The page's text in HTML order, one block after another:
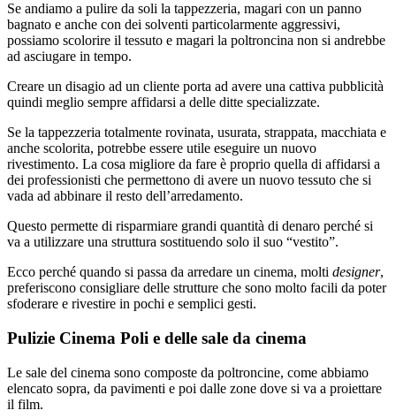
Se andiamo a pulire da soli la tappezzeria, magari con un panno
bagnato e anche con dei solventi particolarmente aggressivi,
possiamo scolorire il tessuto e magari la poltroncina non si andrebbe
ad asciugare in tempo.
Creare un disagio ad un cliente porta ad avere una cattiva pubblicità
quindi meglio sempre affidarsi a delle ditte specializzate.
Se la tappezzeria totalmente rovinata, usurata, strappata, macchiata e
anche scolorita, potrebbe essere utile eseguire un nuovo
rivestimento. La cosa migliore da fare è proprio quella di affidarsi a
dei professionisti che permettono di avere un nuovo tessuto che si
vada ad abbinare il resto dell’arredamento.
Questo permette di risparmiare grandi quantità di denaro perché si
va a utilizzare una struttura sostituendo solo il suo “vestito”.
Ecco perché quando si passa da arredare un cinema, molti designer,
preferiscono consigliare delle strutture che sono molto facili da poter
sfoderare e rivestire in pochi e semplici gesti.
Pulizie Cinema Poli e delle sale da cinema
Le sale del cinema sono composte da poltroncine, come abbiamo
elencato sopra, da pavimenti e poi dalle zone dove si va a proiettare
il film.